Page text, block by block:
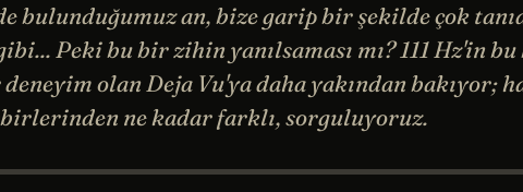
bulunduğumuz an, bize garip bir şekilde çok
Peki bu bir zihin yanılsaması mı? 111 Hz'in
olan Deja Vu'ya daha yakından bakıyor;
ne kadar farklı, sorguluyoruz.